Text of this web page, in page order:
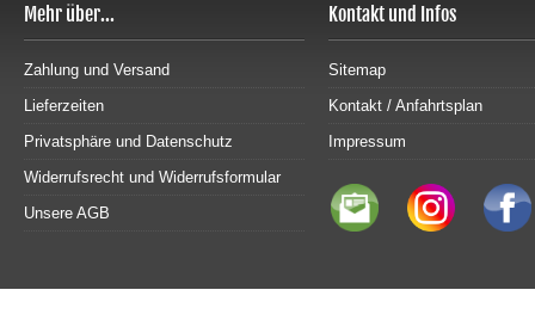
Mehr über...
Zahlung und Versand
Lieferzeiten
Privatsphäre und Datenschutz
Widerrufsrecht und Widerrufsformular
Unsere AGB
Kontakt und Infos
Sitemap
Kontakt / Anfahrtsplan
Impressum